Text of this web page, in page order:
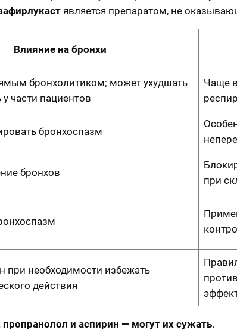
является препаратом, не
Влияние на бронхи
бронхолитиком; может ухудшать
части пациентов
Чаще
бронхоспазм
бронхов
при
при необходимости избежать
действия
и аспирин — могут их сужать.